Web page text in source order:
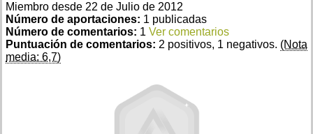
Miembro desde 22 de Julio de 2012
Número de aportaciones: 1 publicadas
Número de comentarios: 1 Ver comentarios
Puntuación de comentarios: 2 positivos, 1 negativos. (Nota
media: 6,7)